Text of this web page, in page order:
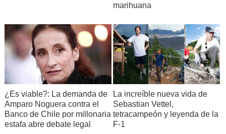
marihuana
¿Es viable?: La demanda de
Amparo Noguera contra el
Banco de Chile por millonaria
estafa abre debate legal
La increíble nueva vida de
Sebastian Vettel,
tetracampeón y leyenda de la
F-1